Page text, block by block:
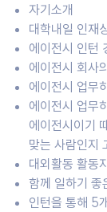
자기소개
대학내일 인재
에이전시 인턴
에이전시 회사
에이전시 업무
에이전시 업무
에이전시이기
맞는 사람인지
대외활동 활동
함께 일하기 좋
인턴을 통해 5